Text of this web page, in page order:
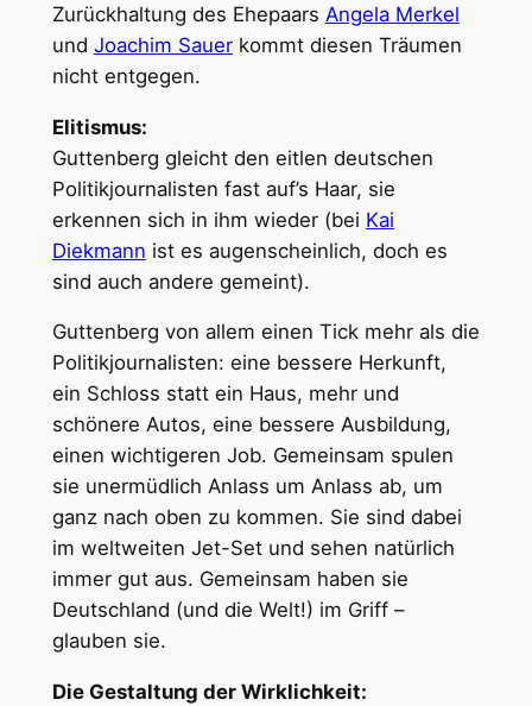
Zurückhaltung des Ehepaars Angela Merkel
und Joachim Sauerkommt diesen Träumen
nicht entgegen.
Elitismus:
Guttenberg gleicht den eitlen deutschen
Politikjournalisten fast auf’s Haar, sie
erkennen sich in ihm wieder (bei Kai
Diekmann ist es augenscheinlich, doch es
sind auch andere gemeint).
Guttenberg von allem einen Tick mehr als die
Politikjournalisten: eine bessere Herkunft,
ein Schloss statt ein Haus, mehr und
schönere Autos, eine bessere Ausbildung,
einen wichtigeren Job. Gemeinsam spulen
sie unermüdlich Anlass um Anlass ab, um
ganz nach oben zu kommen. Sie sind dabei
im weltweiten Jet-Set und sehen natürlich
immer gut aus. Gemeinsam haben sie
Deutschland (und die Welt!) im Griff –
glauben sie.
Die Gestaltung der Wirklichkeit: